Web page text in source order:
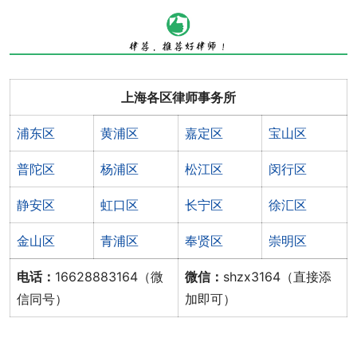
上海各区律师事务所
浦东区 黄浦区 嘉定区 宝山区
普陀区 杨浦区 松江区 闵行区
静安区 虹口区 长宁区 徐汇区
金山区 青浦区 奉贤区 崇明区
电话： 16628883164（微
信同号）
微信： shzx3164（直接添
加即可）